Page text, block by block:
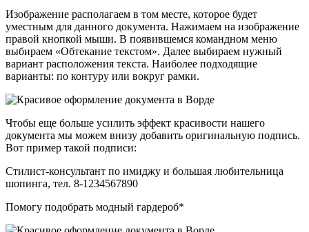
Изображение располагаем в том месте, которое будет
уместным для данного документа. Нажимаем на изображение
правой кнопкой мыши. В появившемся командном меню
выбираем «Обтекание текстом». Далее выбираем нужный
вариант расположения текста. Наиболее подходящие
варианты: по контуру или вокруг рамки.
Чтобы еще больше усилить эффект красивости нашего
документа мы можем внизу добавить оригинальную подпись.
Вот пример такой подписи:
Стилист-консультант по имиджу и большая любительница
шопинга, тел. 8-1234567890
Помогу подобрать модный гардероб*